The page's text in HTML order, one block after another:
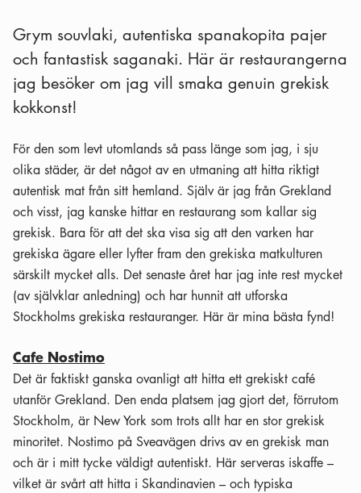
Grym souvlaki, autentiska spanakopita pajer
och fantastisk saganaki. Här är restaurangerna
jag besöker om jag vill smaka genuin grekisk
kokkonst!
För den som levt utomlands så pass länge som jag, i sju
olika städer, är det något av en utmaning att hitta riktigt
autentisk mat från sitt hemland. Själv är jag från Grekland
och visst, jag kanske hittar en restaurang som kallar sig
grekisk. Bara för att det ska visa sig att den varken har
grekiska ägare eller lyfter fram den grekiska matkulturen
särskilt mycket alls. Det senaste året har jag inte rest mycket
(av självklar anledning) och har hunnit att utforska
Stockholms grekiska restauranger. Här är mina bästa fynd!
Cafe Nostimo
Det är faktiskt ganska ovanligt att hitta ett grekiskt café
utanför Grekland. Den enda platsem jag gjort det, förrutom
Stockholm, är New York som trots allt har en stor grekisk
minoritet. Nostimo på Sveavägen drivs av en grekisk man
och är i mitt tycke väldigt autentiskt. Här serveras iskaffe –
vilket är svårt att hitta i Skandinavien – och typiska